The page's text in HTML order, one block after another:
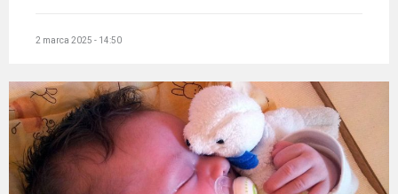
2 marca 2025 - 14:50